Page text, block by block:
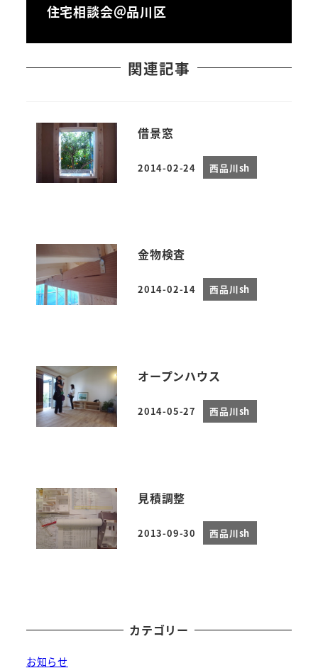
住宅相談会＠品川区
関連記事
借景窓
投稿日
2014-02-24 西品川sh
金物検査
投稿日
2014-02-14 西品川sh
オープンハウス
投稿日
2014-05-27 西品川sh
見積調整
投稿日
2013-09-30 西品川sh
カテゴリー
お知らせ